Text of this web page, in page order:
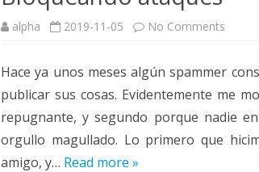
VALIDACIÓN DE CIF-NIF
alpha 2019-11-05 No Comments
Hace ya unos meses algún spammer
publicar sus cosas. Evidentemente me
repugnante, y segundo porque nadie
orgullo magullado. Lo primero que
amigo, y… Read more »